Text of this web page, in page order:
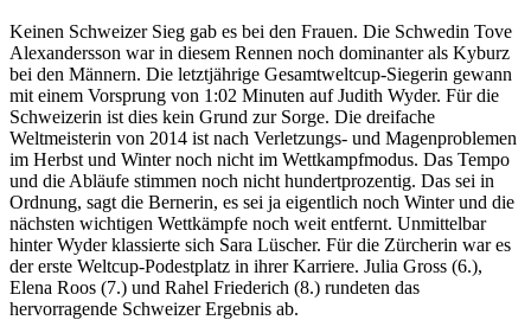
Keinen Schweizer Sieg gab es bei den Frauen. Die Schwedin Tove
Alexandersson war in diesem Rennen noch dominanter als Kyburz
bei den Männern. Die letztjährige Gesamtweltcup-Siegerin gewann
mit einem Vorsprung von 1:02 Minuten auf Judith Wyder. Für die
Schweizerin ist dies kein Grund zur Sorge. Die dreifache
Weltmeisterin von 2014 ist nach Verletzungs- und Magenproblemen
im Herbst und Winter noch nicht im Wettkampfmodus. Das Tempo
und die Abläufe stimmen noch nicht hundertprozentig. Das sei in
Ordnung, sagt die Bernerin, es sei ja eigentlich noch Winter und die
nächsten wichtigen Wettkämpfe noch weit entfernt. Unmittelbar
hinter Wyder klassierte sich Sara Lüscher. Für die Zürcherin war es
der erste Weltcup-Podestplatz in ihrer Karriere. Julia Gross (6.),
Elena Roos (7.) und Rahel Friederich (8.) rundeten das
hervorragende Schweizer Ergebnis ab.